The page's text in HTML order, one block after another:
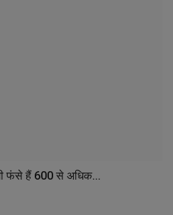
फंसे हैं 600 से अधिक...